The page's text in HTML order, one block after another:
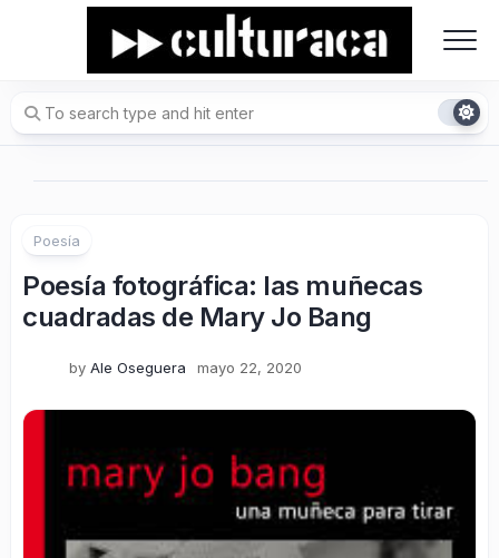
Poesía
Poesía fotográfica: las muñecas
cuadradas de Mary Jo Bang
by Ale Oseguera mayo 22, 2020